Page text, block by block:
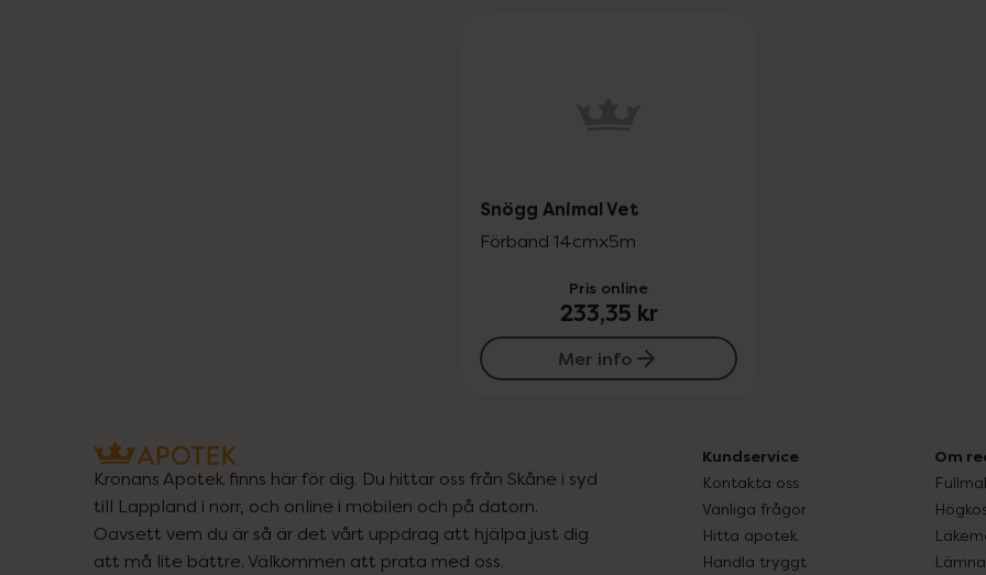
Snögg Animal Vet
Förband 14cmx5m
Pris online
233,35 kr
Mer info
Kronans Apotek finns här för dig. Du hittar oss från Skåne i syd
till Lappland i norr, och online i mobilen och på datorn.
Oavsett vem du är så är det vårt uppdrag att hjälpa just dig
att må lite bättre. Välkommen att prata med oss.
Kundservice
Kontakta oss
Vanliga frågor
Hitta apotek
Handla tryggt
Om